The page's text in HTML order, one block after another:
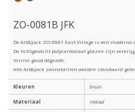
ZO-0081B JFK
De Art&Jack ZO-0081 East Village is een moderne
De lichtgewicht polycarbonaat glazen zijn
mirror goud dégradé.
Alle Art&Jack zonnebrillen worden standaard
Kleuren bruin
Materiaal metaal